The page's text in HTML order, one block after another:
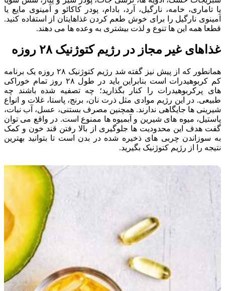
یا تاماری، خامه، نارگیل، آرد، بادام، پودر کاکائو و آمینوی مایع یا
آمینوی نارگیل را برای خوش طعم کردن غذاهایتان از استفاده کنید.
قطعا همه این ها تنوع و لذت بیشتری به وعده ها می دهند.
غذاهای غیر مجاز در رژیم کتوژنیک ۲۸ روزه
همانطور که از پیش نیز گفته شد رژیم کتوژنیک ۲۸ روزه یک برنامه
کم کربوهیدرات است بنابراین باید در طول ۲۸ روز تمام خوراکی
های پرکربوهیدرات را کنار بگذارید؛ چه تصفیه شده باشند چه
طبیعی. در این رژیم موادی مثل ذرت نان، برنج، پاستا، غلات و انواع
شیرینی ها جایگاهی ندارند. همچنین مصرف بستنی، عسل، آب نبات،
پاستیل، میوه های شیرین و آبمیوه ها ممنوع است. در واقع می توان
گفت هدف این محدودیت ها جلوگیری از بالا رفتن قند خون و کمک
به سوزاندن چربی های ذخیره شده در بدن است تا بتوانید بهترین
نتیجه را از رژیم کتوژنیک بگیرید.